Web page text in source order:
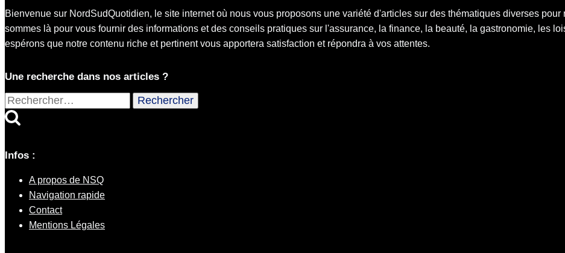
Bienvenue sur NordSudQuotidien, le site internet où nous vous proposons une variété d'articles sur des thématiques diverses
sommes là pour vous fournir des informations et des conseils pratiques sur l'assurance, la finance, la beauté, la gastronomie, les
espérons que notre contenu riche et pertinent vous apportera satisfaction et répondra à vos attentes.
Une recherche dans nos articles ?
Rechercher :
Infos :
A propos de NSQ
Navigation rapide
Contact
Mentions Légales